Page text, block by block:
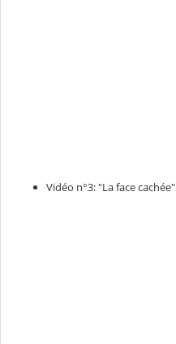
Vidéo n°3: "La face cachée"